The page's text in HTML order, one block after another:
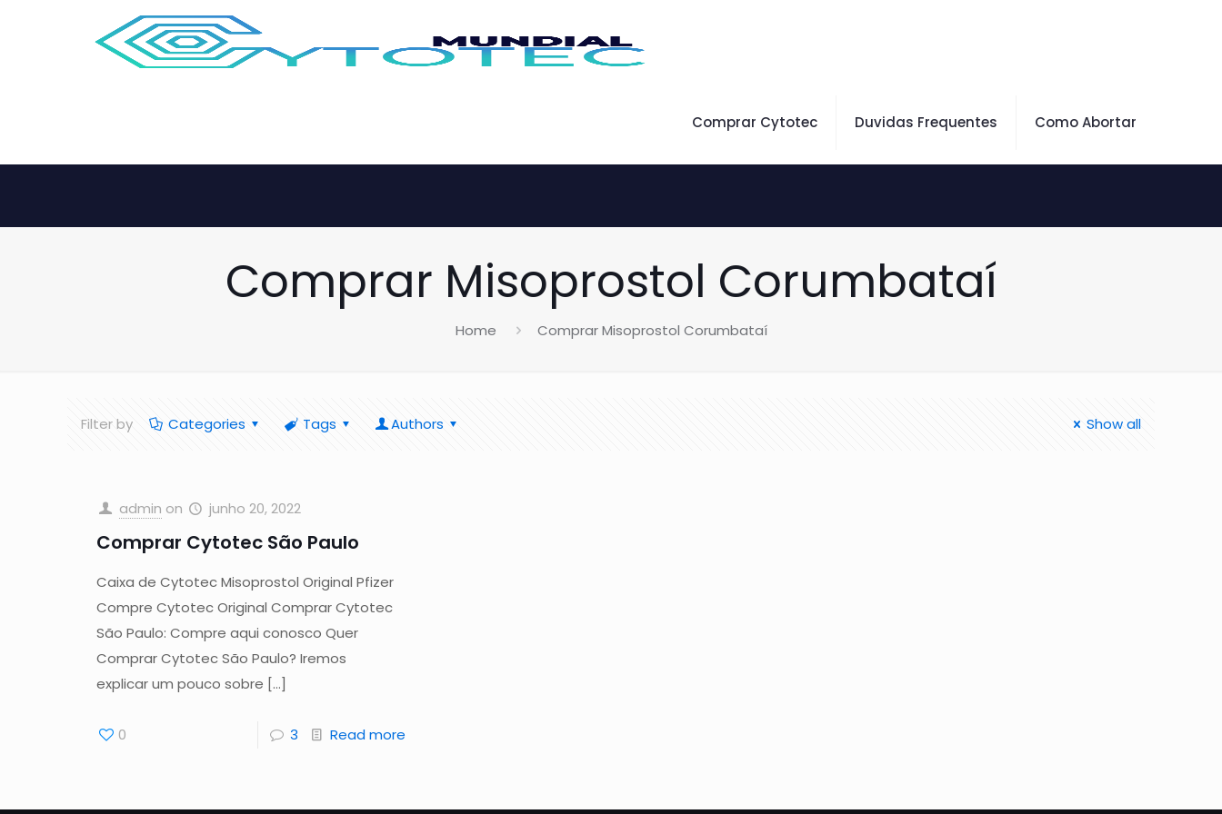
Comprar Cytotec Duvidas Frequentes Como Abortar
Comprar Misoprostol Corumbataí
Home Comprar Misoprostol Corumbataí
Filter by Categories Tags Authors Show all
admin on junho 20, 2022
Comprar Cytotec São Paulo
Caixa de Cytotec Misoprostol Original Pfizer
Compre Cytotec Original Comprar Cytotec
São Paulo: Compre aqui conosco Quer
Comprar Cytotec São Paulo? Iremos
explicar um pouco sobre […]
0 3 Read more